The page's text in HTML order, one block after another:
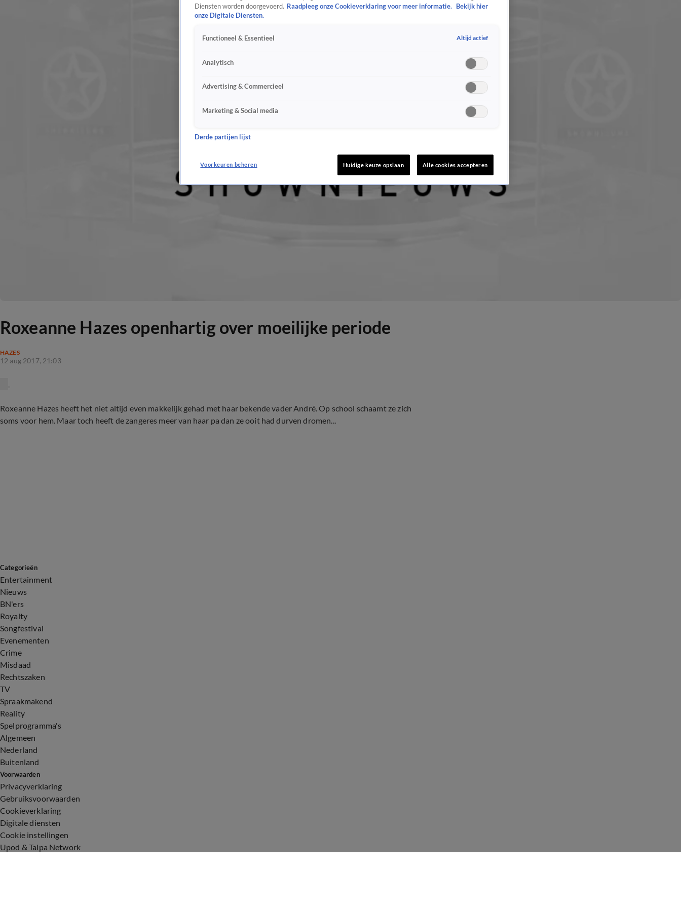
Roxeanne Hazes openhartig over moeilijke periode
HAZES
12 aug 2017, 21:03
Roxeanne Hazes heeft het niet altijd even makkelijk gehad met haar bekende vader André. Op school schaamt ze zich
soms voor hem. Maar toch heeft de zangeres meer van haar pa dan ze ooit had durven dromen...
Categorieën
Entertainment
Nieuws
BN'ers
Royalty
Songfestival
Evenementen
Crime
Misdaad
Rechtszaken
TV
Spraakmakend
Reality
Spelprogramma's
Algemeen
Nederland
Buitenland
Voorwaarden
Privacyverklaring
Gebruiksvoorwaarden
Cookieverklaring
Digitale diensten
Cookie instellingen
Upod & Talpa Network
Diensten worden doorgevoerd. Raadpleeg onze Cookieverklaring voor meer informatie.
Bekijk hier
onze Digitale Diensten.
Functioneel & Essentieel Altijd actief
Analytisch
Advertising & Commercieel
Marketing & Social media
Derde partijen lijst
Voorkeuren beheren Huidige keuze opslaan Alle cookies accepteren